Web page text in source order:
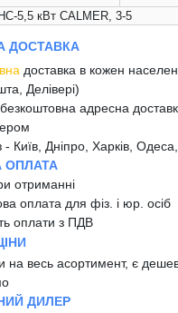
5,5 кВт CALMER, 3-5
ДОСТАВКА
доставка в кожен
Делівері)
адресна
- Київ, Дніпро, Харків,
ОПЛАТА
отриманні
оплата для фіз. і юр. осіб
оплати з ПДВ
на весь асортимент, є
ДИЛЕР